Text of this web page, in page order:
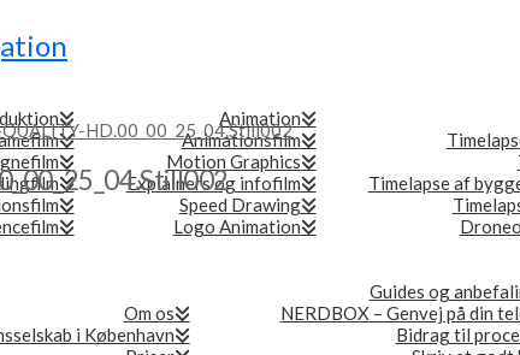
Animation
Animationsfilm
Motion Graphics
Explainers og infofilm
Speed Drawing
Logo Animation
Timelapse af
Om os
i København
Guides og
NERDBOX – Genvej på din
Bidrag til
HD.00_00_25_04.Still002